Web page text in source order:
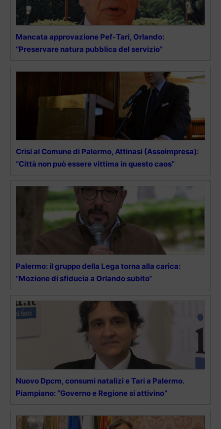
Mancata approvazione Pef-Tari, Orlando:
“Preservare natura pubblica del servizio”
Crisi al Comune di Palermo, Attinasi (Assoimpresa):
“Città non può essere vittima in questo caos”
Palermo: il gruppo della Lega torna alla carica:
“Mozione di sfiducia a Orlando subito“
Nuovo Dpcm, consumi natalizi e Tari a Palermo.
Piampiano: “Governo e Regione si attivino”